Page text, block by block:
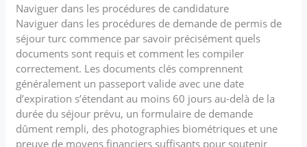
Naviguer dans les procédures de candidature
Naviguer dans les procédures de demande de permis de
séjour turc commence par savoir précisément quels
documents sont requis et comment les compiler
correctement. Les documents clés comprennent
généralement un passeport valide avec une date
d’expiration s’étendant au moins 60 jours au-delà de la
durée du séjour prévu, un formulaire de demande
dûment rempli, des photographies biométriques et une
preuve de moyens financiers suffisants pour soutenir